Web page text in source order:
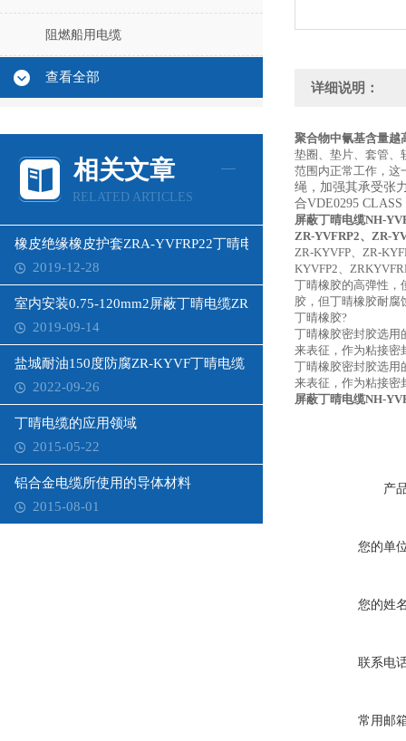
阻燃船用电缆
查看全部
相关文章
RELATED ARTICLES
橡皮绝缘橡皮护套ZRA-YVFRP22丁晴电缆
2019-12-28
室内安装0.75-120mm2屏蔽丁晴电缆ZR-KYFFPB
2019-09-14
盐城耐油150度防腐ZR-KYVF丁晴电缆
2022-09-26
丁晴电缆的应用领域
2015-05-22
铝合金电缆所使用的导体材料
2015-08-01
详细说明：
聚合物中氰基含量越
垫圈、垫片、套管、
范围内正常工作，这
绳，加强其承受张
合VDE0295
屏蔽丁晴电缆NH-
ZR-YVFRP2、ZR-
ZR-KYVFP、ZR-
KYVFP2、
丁晴橡胶的高弹性，
胶，但丁晴橡胶耐腐
丁晴橡胶?
丁晴橡胶密封胶选用
来表征，作为粘接密
丁晴橡胶密封胶选用
来表征，作为粘接密
屏蔽丁晴电缆NH-
产
您的单
您的姓
联系电
常用邮